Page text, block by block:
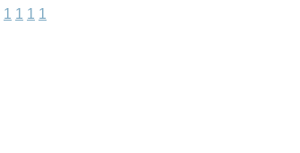
1 1 1 1